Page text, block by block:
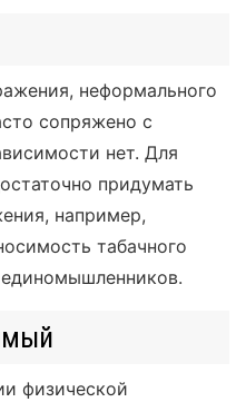
неформального
сопряжено с
нет. Для
придумать
например,
табачного
физической